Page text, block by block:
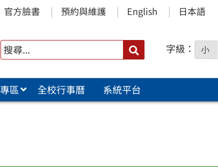
官方臉書 預約與維護 English 日本語
搜
尋：
字級： 小
區 全校行事曆
系統平台